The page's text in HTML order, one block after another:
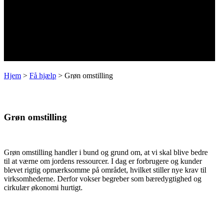
Hjem > Få hjælp > Grøn omstilling
Grøn omstilling
Grøn omstilling handler i bund og grund om, at vi skal blive bedre
til at værne om jordens ressourcer. I dag er forbrugere og kunder
blevet rigtig opmærksomme på området, hvilket stiller nye krav til
virksomhederne. Derfor vokser begreber som bæredygtighed og
cirkulær økonomi hurtigt.